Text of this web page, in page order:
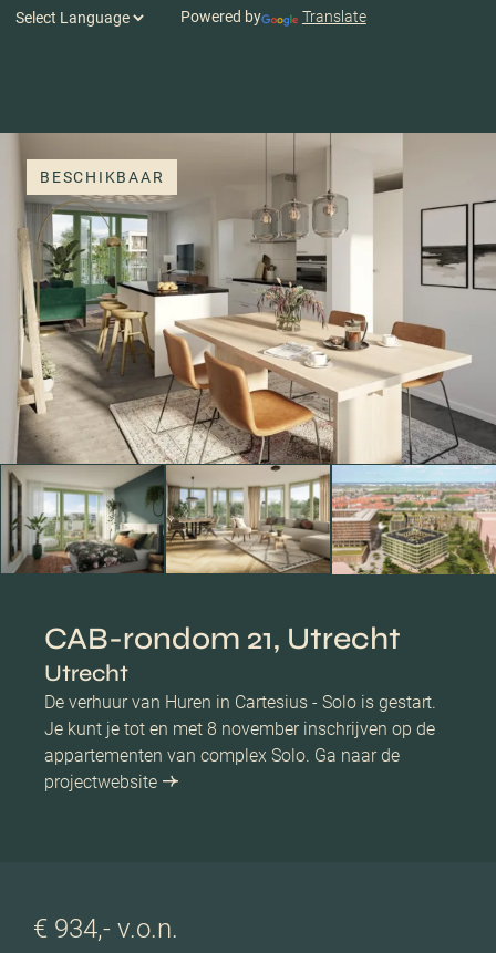
Powered by Translate
BESCHIKBAAR
CAB-rondom 21, Utrecht
Utrecht
De verhuur van Huren in Cartesius - Solo is gestart.
Je kunt je tot en met 8 november inschrijven op de
appartementen van complex Solo. Ga naar de
projectwebsite
€ 934,- v.o.n.